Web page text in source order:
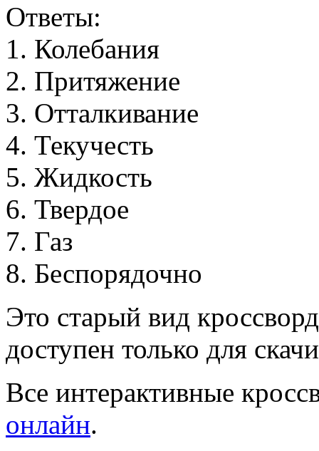
Ответы:
1. Колебания
2. Притяжение
3. Отталкивание
4. Текучесть
5. Жидкость
6. Твердое
7. Газ
8. Беспорядочно
Это старый вид
доступен только для
Все интерактивные
онлайн.